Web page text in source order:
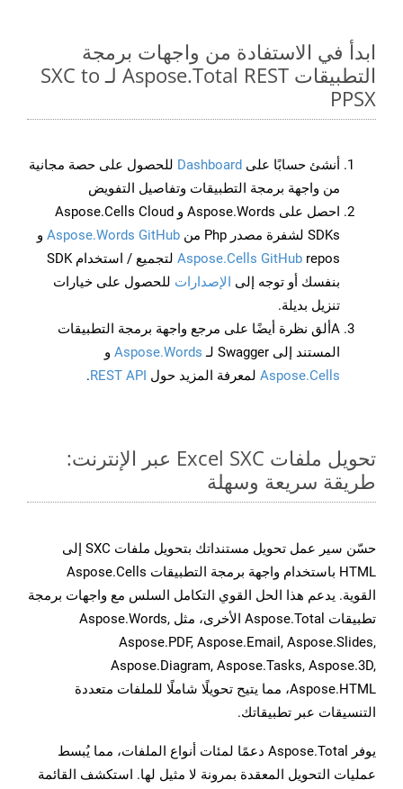
ابدأ في الاستفادة من واجهات برمجة
التطبيقات Aspose.Total REST لـ SXC to
PPSX
أنشئ حسابًا على Dashboard للحصول على حصة مجانية
من واجهة برمجة التطبيقات وتفاصيل التفويض
احصل على Aspose.Words و Aspose.Cells Cloud
SDKs لشفرة مصدر Php من
Aspose.Words GitHub و
Aspose.Cells GitHub
repos لتجميع / استخدام SDK
بنفسك أو توجه إلى الإصدارات للحصول على خيارات
تنزيل بديلة.
Aألق نظرة أيضًا على مرجع واجهة برمجة التطبيقات
المستند إلى Swagger لـ
Aspose.Words و
Aspose.Cells لمعرفة المزيد حول REST API
.
تحويل ملفات Excel SXC عبر الإنترنت:
طريقة سريعة وسهلة
حسّن سير عمل تحويل مستنداتك بتحويل ملفات SXC إلى
HTML باستخدام واجهة برمجة التطبيقات Aspose.Cells
القوية. يدعم هذا الحل القوي التكامل السلس مع واجهات برمجة
تطبيقات Aspose.Total الأخرى، مثل Aspose.Words,
Aspose.PDF, Aspose.Email, Aspose.Slides,
Aspose.Diagram, Aspose.Tasks, Aspose.3D,
Aspose.HTML، مما يتيح تحويلًا شاملًا للملفات متعددة
التنسيقات عبر تطبيقاتك.
يوفر Aspose.Total دعمًا لمئات أنواع الملفات، مما يُبسط
عمليات التحويل المعقدة بمرونة لا مثيل لها. استكشف القائمة